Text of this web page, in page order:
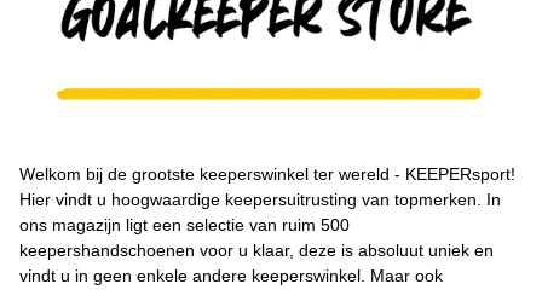
Welkom bij de grootste keeperswinkel ter wereld - KEEPERsport!
Hier vindt u hoogwaardige keepersuitrusting van topmerken. In
ons magazijn ligt een selectie van ruim 500
keepershandschoenen voor u klaar, deze is absoluut uniek en
vindt u in geen enkele andere keeperswinkel. Maar ook